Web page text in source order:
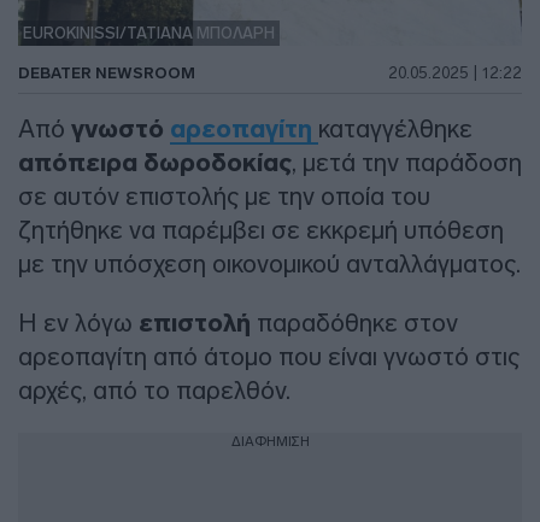
EUROKINISSI/ΤΑΤΙΑΝΑ ΜΠΟΛΑΡΗ
DEBATER NEWSROOM 20.05.2025 | 12:22
Από γνωστό αρεοπαγίτη καταγγέλθηκε
απόπειρα δωροδοκίας, μετά την παράδοση
σε αυτόν επιστολής με την οποία του
ζητήθηκε να παρέμβει σε εκκρεμή υπόθεση
με την υπόσχεση οικονομικού ανταλλάγματος.
Η εν λόγω επιστολή παραδόθηκε στον
αρεοπαγίτη από άτομο που είναι γνωστό στις
αρχές, από το παρελθόν.
ΔΙΑΦΗΜΙΣΗ